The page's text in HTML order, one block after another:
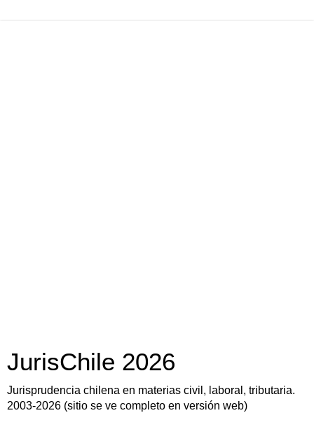
JurisChile 2026
Jurisprudencia chilena en materias civil, laboral, tributaria.
2003-2026 (sitio se ve completo en versión web)